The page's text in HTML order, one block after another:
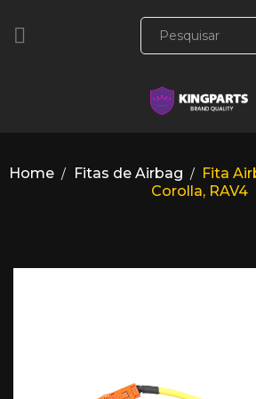

Home Fitas de Airbag
Fita
Corolla, RAV4